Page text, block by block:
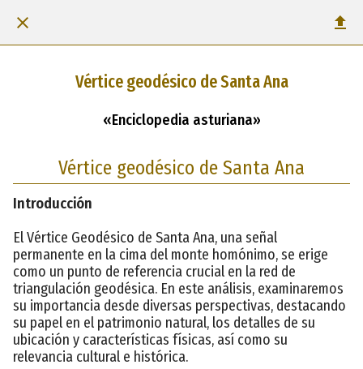
Vértice geodésico de Santa Ana
«Enciclopedia asturiana»
Vértice geodésico de Santa Ana
Introducción
El Vértice Geodésico de Santa Ana, una señal
permanente en la cima del monte homónimo, se erige
como un punto de referencia crucial en la red de
triangulación geodésica. En este análisis, examinaremos
su importancia desde diversas perspectivas, destacando
su papel en el patrimonio natural, los detalles de su
ubicación y características físicas, así como su
relevancia cultural e histórica.